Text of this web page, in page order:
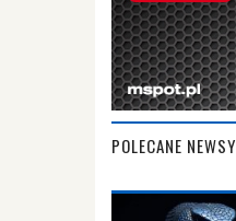
POLECANE NEWSY